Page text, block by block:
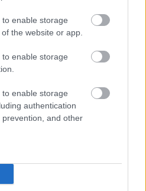
enable storage
the website or app.
enable storage
enable storage
authentication
and other
på laget ryker?
på.
Nesvold / BILDBYRÅN